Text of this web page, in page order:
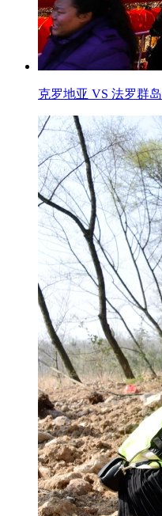
克罗地亚 VS 法罗群岛